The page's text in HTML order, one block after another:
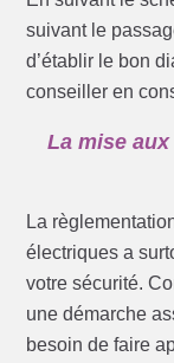
suivant le
d’établir le bon
conseiller en
La mise
La
électriques a
votre sécurité.
une démarche
besoin de faire